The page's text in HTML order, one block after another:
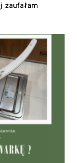
zaufałam